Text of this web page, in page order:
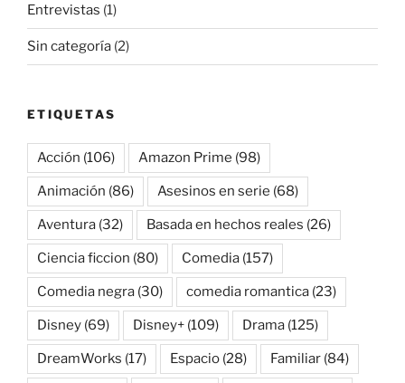
Entrevistas (1)
Sin categoría (2)
ETIQUETAS
Acción (106) Amazon Prime (98)
Animación (86) Asesinos en serie (68)
Aventura (32) Basada en hechos reales (26)
Ciencia ficcion (80) Comedia (157)
Comedia negra (30) comedia romantica (23)
Disney (69) Disney+ (109) Drama (125)
DreamWorks (17) Espacio (28) Familiar (84)